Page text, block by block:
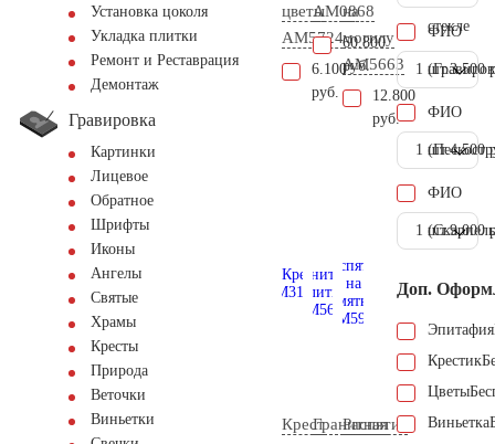
Установка цоколя
Укладка плитки
Ремонт и Реставрация
Демонтаж
Гравировка
Картинки
Лицевое
Обратное
Шрифты
Иконы
Ангелы
Святые
Храмы
Кресты
Природа
Веточки
Виньетки
цветы
AM5724
6.100
руб.
AM0868
60.800
руб.
на
могилу
AM5663
12.800
руб.
КрестГранитная
Распятие
стекле
ФИО
1 шт.3.500
ФИО
1 шт.4.500
ФИО
1 шт.9.000
Доп.
Эпитафия
Крестик
Цветы
Виньетка